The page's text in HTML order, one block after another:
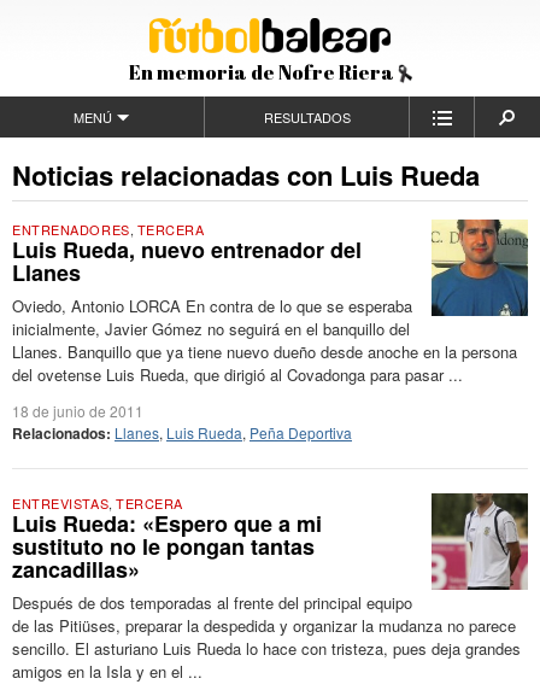
En memoria de Nofre Riera
MENÚ RESULTADOS
Noticias relacionadas con Luis Rueda
ENTRENADORES, TERCERA
Luis Rueda, nuevo entrenador del
Llanes
Oviedo, Antonio LORCA En contra de lo que se esperaba
inicialmente, Javier Gómez no seguirá en el banquillo del
Llanes. Banquillo que ya tiene nuevo dueño desde anoche en la persona
del ovetense Luis Rueda, que dirigió al Covadonga para pasar ...
18 de junio de 2011
Relacionados: Llanes, Luis Rueda, Peña Deportiva
ENTREVISTAS,TERCERA
Luis Rueda: «Espero que a mi
sustituto no le pongan tantas
zancadillas»
Después de dos temporadas al frente del principal equipo
de las Pitiüses, preparar la despedida y organizar la mudanza no parece
sencillo. El asturiano Luis Rueda lo hace con tristeza, pues deja grandes
amigos en la Isla y en el ...